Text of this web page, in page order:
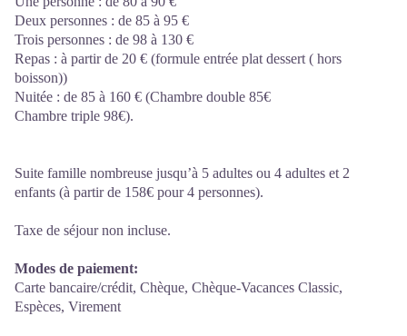
Deux personnes : de 85 à 95 €
Trois personnes : de 98 à 130 €
Repas : à partir de 20 € (formule entrée plat dessert ( hors
boisson))
Nuitée : de 85 à 160 € (Chambre double 85€
Chambre triple 98€).
Suite famille nombreuse jusqu’à 5 adultes ou 4 adultes et 2
enfants (à partir de 158€ pour 4 personnes).
Taxe de séjour non incluse.
Modes de paiement:
Carte bancaire/crédit, Chèque, Chèque-Vacances Classic,
Espèces, Virement